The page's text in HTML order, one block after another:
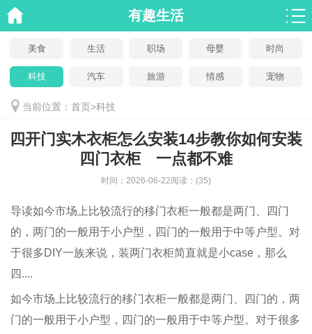
有趣生活
美食 生活 职场 母婴 时尚
科技 汽车 旅游 情感 宠物
当前位置： 首页>科技
四开门实木衣柜怎么安装14步教你如何安装
四门衣柜 一点都不难
时间： 2026-06-22阅读： (35)
导读如今市场上比较流行的移门衣柜一般都是两门、四门
的，两门的一般用于小户型，四门的一般用于中等户型。对
于很多DIY一族来说，装两门衣柜简直就是小case，那么
四....
如今市场上比较流行的移门衣柜一般都是两门、四门的，两
门的一般用于小户型，四门的一般用于中等户型。对于很多